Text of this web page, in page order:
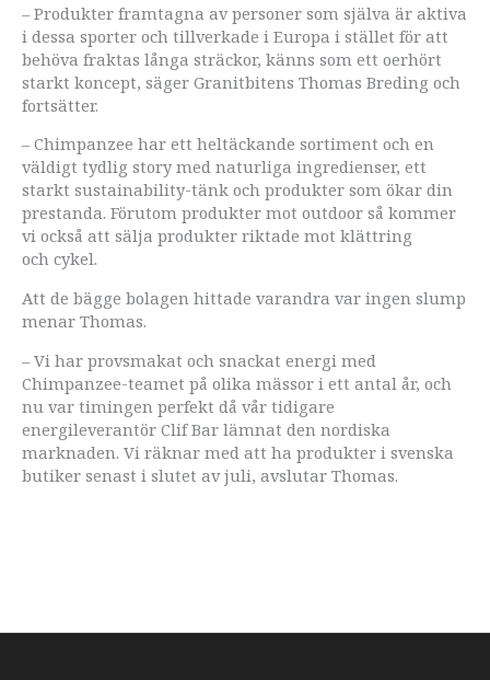
– Produkter framtagna av personer som själva är aktiva
i dessa sporter och tillverkade i Europa i stället för att
behöva fraktas långa sträckor, känns som ett oerhört
starkt koncept, säger Granitbitens Thomas Breding och
fortsätter.
– Chimpanzee har ett heltäckande sortiment och en
väldigt tydlig story med naturliga ingredienser, ett
starkt sustainability-tänk och produkter som ökar din
prestanda. Förutom produkter mot outdoor så kommer
vi också att sälja produkter riktade mot klättring
och cykel.
Att de bägge bolagen hittade varandra var ingen slump
menar Thomas.
– Vi har provsmakat och snackat energi med
Chimpanzee-teamet på olika mässor i ett antal år, och
nu var timingen perfekt då vår tidigare
energileverantör Clif Bar lämnat den nordiska
marknaden. Vi räknar med att ha produkter i svenska
butiker senast i slutet av juli, avslutar Thomas.